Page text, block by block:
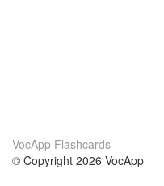
VocApp Flashcards
© Copyright 2026 VocApp